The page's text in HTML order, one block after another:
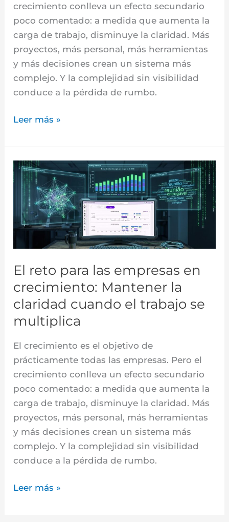
crecimiento conlleva un efecto secundario
poco comentado: a medida que aumenta la
carga de trabajo, disminuye la claridad. Más
proyectos, más personal, más herramientas
y más decisiones crean un sistema más
complejo. Y la complejidad sin visibilidad
conduce a la pérdida de rumbo.
Leer más »
El reto para las empresas en
crecimiento: Mantener la
claridad cuando el trabajo se
multiplica
El crecimiento es el objetivo de
prácticamente todas las empresas. Pero el
crecimiento conlleva un efecto secundario
poco comentado: a medida que aumenta la
carga de trabajo, disminuye la claridad. Más
proyectos, más personal, más herramientas
y más decisiones crean un sistema más
complejo. Y la complejidad sin visibilidad
conduce a la pérdida de rumbo.
El
reto
para
las
empresas
Mantener
claridad
cuando
el
multiplica
Leer más »